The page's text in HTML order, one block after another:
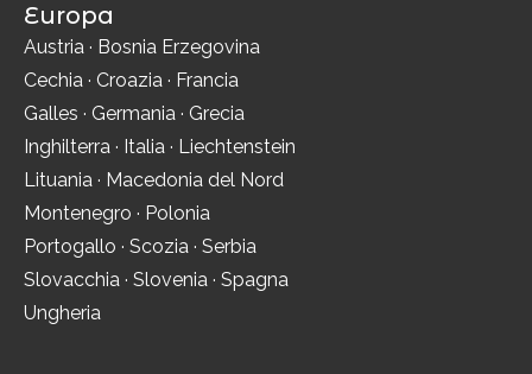
Europa
Austria · Bosnia Erzegovina
Cechia · Croazia · Francia
Galles · Germania · Grecia
Inghilterra · Italia · Liechtenstein
Lituania · Macedonia del Nord
Montenegro · Polonia
Portogallo · Scozia · Serbia
Slovacchia · Slovenia · Spagna
Ungheria